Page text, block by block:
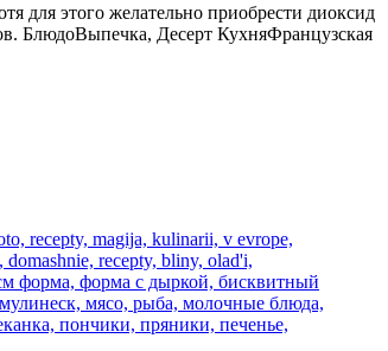
для этого желательно приобрести диоксид
БлюдоВыпечка, Десерт КухняФранцузская